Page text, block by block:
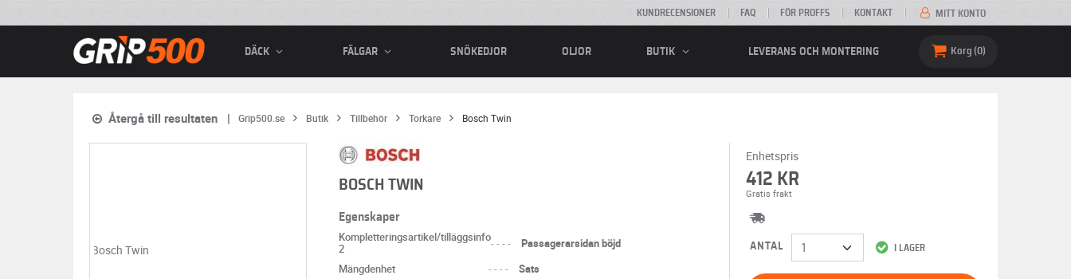
KUNDRECENSIONER FAQ FÖR PROFFS KONTAKT MITT KONTO
DÄCK FÄLGAR SNÖKEDJOR OLJOR BUTIK LEVERANS OCH MONTERING Korg 0
Återgå till resultaten Grip500.se Butik Tillbehör Torkare Bosch Twin
BOSCH TWIN
Egenskaper
Kompletteringsartikel/tilläggsinfo
2
----
Passagerarsidan böjd
Mängdenhet
----
Sats
Enhetspris
412 KR
Gratis frakt
I LAGER
ANTAL